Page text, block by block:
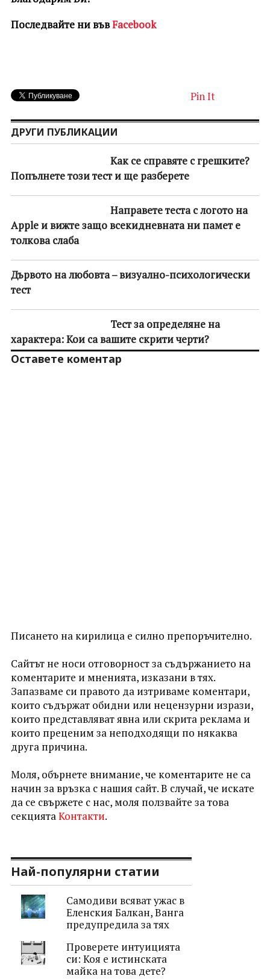
Последвайте ни въвFacebook
Pin It
ДРУГИ ПУБЛИКАЦИИ
Как се справяте с грешките?
Попълнете този тест и ще разберете
Направете теста с логото на
Apple и вижте защо всекидневната ни памет е
толкова слаба
Дървото на любовта – визуално-психологически
тест
Тест за определяне на
характера: Кои са вашите скрити черти?
Оставете коментар
Писането на кирилица е силно препоръчително.
Сайтът не носи отговорност за съдържанието на
коментарите и мненията, изказани в тях.
Запазваме си правото да изтриваме коментари,
които съдържат обидни или нецензурни изрази,
които представляват явна или скрита реклама и
които преценим за неподходящи по някаква
друга причина.
Моля, обърнете внимание, че коментарите не са
начин за връзка с нашия сайт. В случай, че искате
да се свържете с нас, моля ползвайте за това
секциятаКонтакти.
Най-популярни статии
Самодиви всяват ужас в
Еленския Балкан, Ванга
предупредила за тях
Проверете интуицията
си: Коя е истинската
майка на това дете?